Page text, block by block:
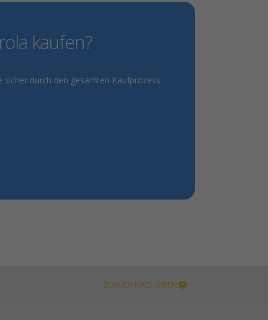
kaufen?
durch den gesamten Kaufprozess.
ZURÜCK NACH OBEN